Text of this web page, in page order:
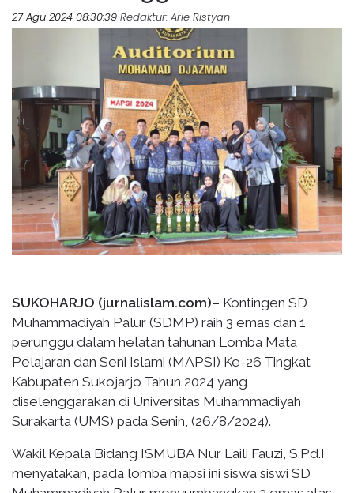
27 Agu 2024 08:30:39 Redaktur: Arie Ristyan
SUKOHARJO (jurnalislam.com)– Kontingen SD
Muhammadiyah Palur (SDMP) raih 3 emas dan 1
perunggu dalam helatan tahunan Lomba Mata
Pelajaran dan Seni Islami (MAPSI) Ke-26 Tingkat
Kabupaten Sukojarjo Tahun 2024 yang
diselenggarakan di Universitas Muhammadiyah
Surakarta (UMS) pada Senin, (26/8/2024).
Wakil Kepala Bidang ISMUBA Nur Laili Fauzi, S.Pd.I
menyatakan, pada lomba mapsi ini siswa siswi SD